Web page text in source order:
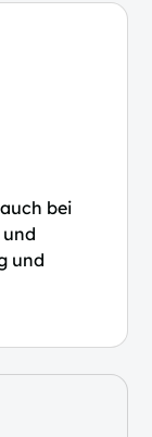
bei
und